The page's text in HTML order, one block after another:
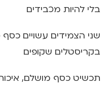
בלי להיות מכבידים
שני הצמידים עשויים
בקריסטלים שקופים
תכשיט כסף מושלם,